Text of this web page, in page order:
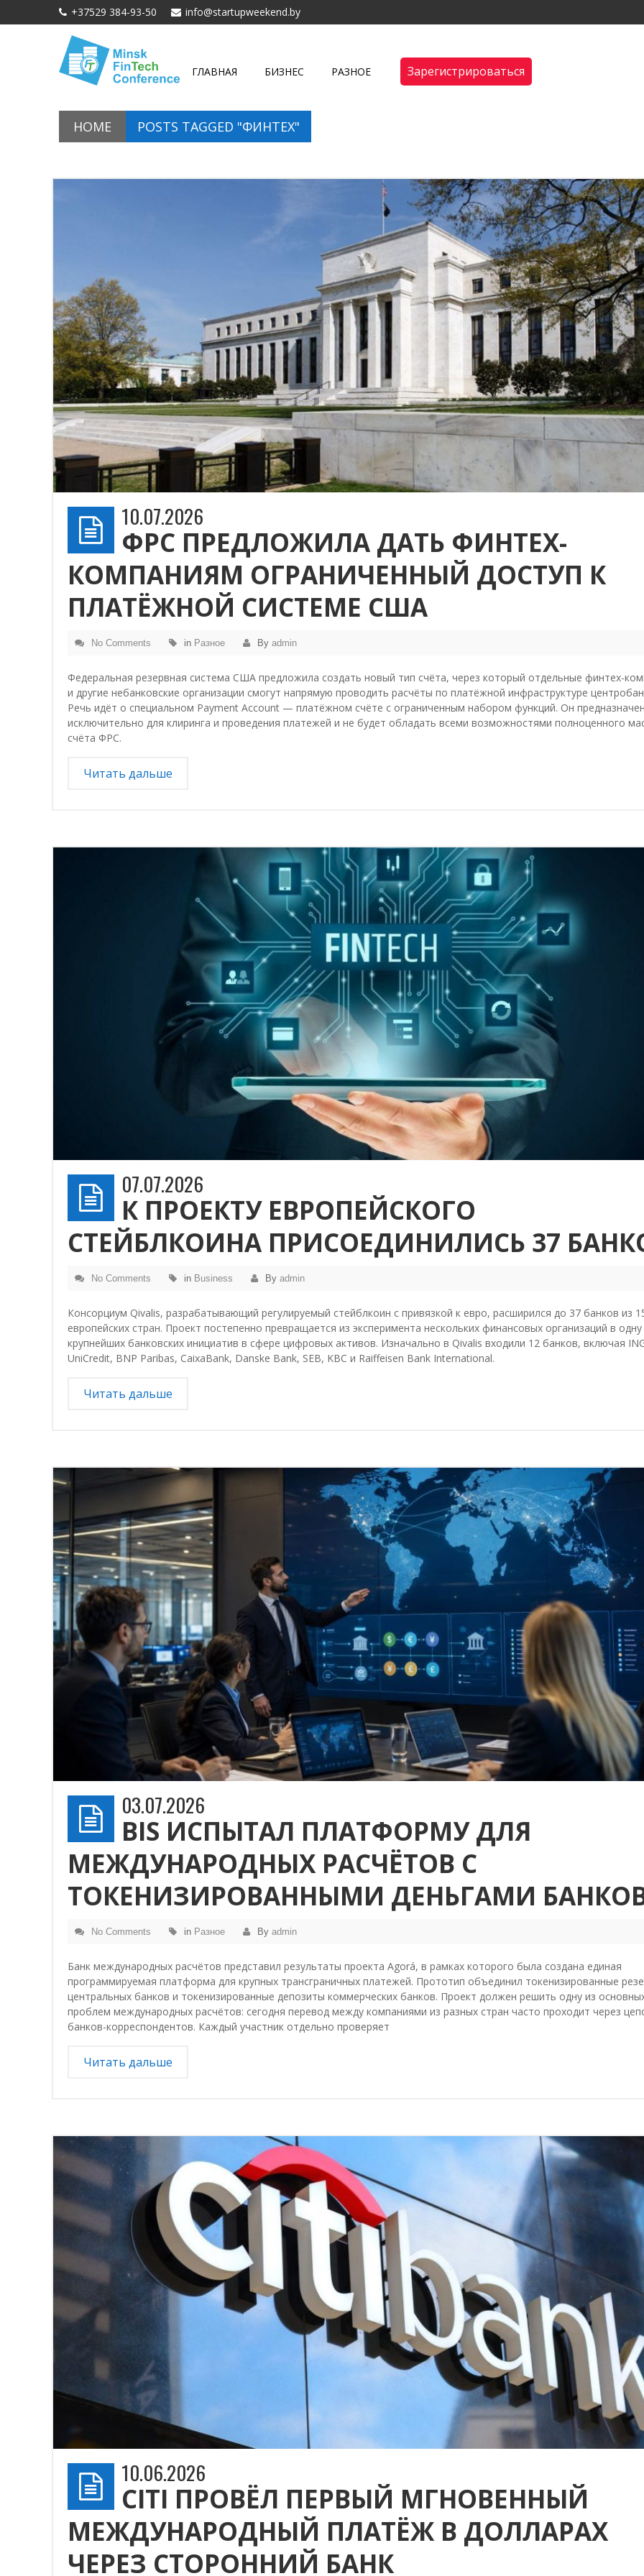
+37529 384-93-50 info@startupweekend.by
ГЛАВНАЯ БИЗНЕС РАЗНОЕ Зарегистрироваться
HOME POSTS TAGGED "ФИНТЕХ"
10.07.2026
ФРС ПРЕДЛОЖИЛА ДАТЬ ФИНТЕХ-
КОМПАНИЯМ ОГРАНИЧЕННЫЙ ДОСТУП К
ПЛАТЁЖНОЙ СИСТЕМЕ США
No Comments in Разное By admin
Федеральная резервная система США предложила создать новый тип счёта, через который отдельные финтех-
и другие небанковские организации смогут напрямую проводить расчёты по платёжной инфраструктуре
Речь идёт о специальном Payment Account — платёжном счёте с ограниченным набором функций. Он
исключительно для клиринга и проведения платежей и не будет обладать всеми возможностями полноценного
счёта ФРС.
Читать дальше
07.07.2026
К ПРОЕКТУ ЕВРОПЕЙСКОГО
СТЕЙБЛКОИНА ПРИСОЕДИНИЛИСЬ 37
No Comments in Business By admin
Консорциум Qivalis, разрабатывающий регулируемый стейблкоин с привязкой к евро, расширился до 37 банков из
европейских стран. Проект постепенно превращается из эксперимента нескольких финансовых организаций в одну
крупнейших банковских инициатив в сфере цифровых активов. Изначально в Qivalis входили 12 банков, включая
UniCredit, BNP Paribas, CaixaBank, Danske Bank, SEB, KBC и Raiffeisen Bank International.
Читать дальше
03.07.2026
BIS ИСПЫТАЛ ПЛАТФОРМУ ДЛЯ
МЕЖДУНАРОДНЫХ РАСЧЁТОВ С
ТОКЕНИЗИРОВАННЫМИ ДЕНЬГАМИ
No Comments in Разное By admin
Банк международных расчётов представил результаты проекта Agorá, в рамках которого была создана единая
программируемая платформа для крупных трансграничных платежей. Прототип объединил токенизированные
центральных банков и токенизированные депозиты коммерческих банков. Проект должен решить одну из
проблем международных расчётов: сегодня перевод между компаниями из разных стран часто проходит через
банков-корреспондентов. Каждый участник отдельно проверяет
Читать дальше
10.06.2026
CITI ПРОВЁЛ ПЕРВЫЙ МГНОВЕННЫЙ
МЕЖДУНАРОДНЫЙ ПЛАТЁЖ В ДОЛЛАРАХ
ЧЕРЕЗ СТОРОННИЙ БАНК